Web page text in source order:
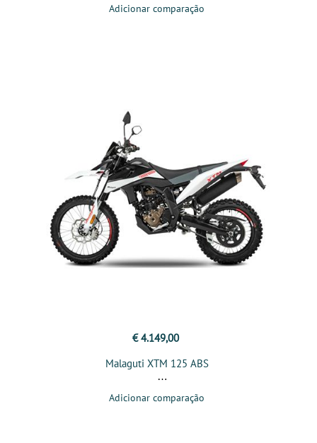
Adicionar comparação
€ 4.149,00
Malaguti XTM 125 ABS
Adicionar comparação